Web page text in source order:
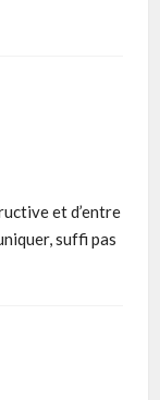
et d’entre
suffi pas